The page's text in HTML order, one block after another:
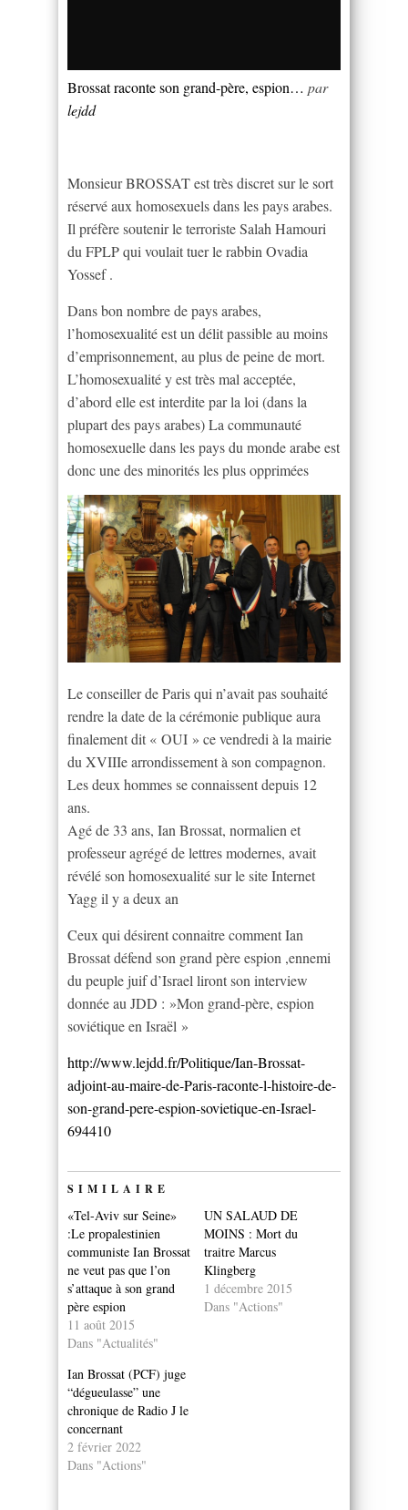
Brossat raconte son grand-père, espion… par
lejdd
Monsieur BROSSAT est très discret sur le sort
réservé aux homosexuels dans les pays arabes.
Il préfère soutenir le terroriste Salah Hamouri
du FPLP qui voulait tuer le rabbin Ovadia
Yossef .
Dans bon nombre de pays arabes,
l’homosexualité est un délit passible au moins
d’emprisonnement, au plus de peine de mort.
L’homosexualité y est très mal acceptée,
d’abord elle est interdite par la loi (dans la
plupart des pays arabes) La communauté
homosexuelle dans les pays du monde arabe est
donc une des minorités les plus opprimées
Le conseiller de Paris qui n’avait pas souhaité
rendre la date de la cérémonie publique aura
finalement dit « OUI » ce vendredi à la mairie
du XVIIIe arrondissement à son compagnon.
Les deux hommes se connaissent depuis 12
ans.
Agé de 33 ans, Ian Brossat, normalien et
professeur agrégé de lettres modernes, avait
révélé son homosexualité sur le site Internet
Yagg il y a deux an
Ceux qui désirent connaitre comment Ian
Brossat défend son grand père espion ,ennemi
du peuple juif d’Israel liront son interview
donnée au JDD : »Mon grand-père, espion
soviétique en Israël »
http://www.lejdd.fr/Politique/Ian-Brossat-
adjoint-au-maire-de-Paris-raconte-l-histoire-de-
son-grand-pere-espion-sovietique-en-Israel-
694410
SIMILAIRE
«Tel-Aviv sur Seine»
:Le propalestinien
communiste Ian Brossat
ne veut pas que l’on
s’attaque à son grand
père espion
11 août 2015
Dans "Actualités"
UN SALAUD DE
MOINS : Mort du
traitre Marcus
Klingberg
1 décembre 2015
Dans "Actions"
Ian Brossat (PCF) juge
“dégueulasse” une
chronique de Radio J le
concernant
2 février 2022
Dans "Actions"